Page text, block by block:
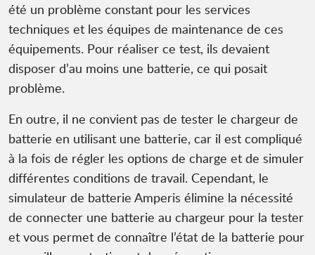
été un problème constant pour les services
techniques et les équipes de maintenance de ces
équipements. Pour réaliser ce test, ils devaient
disposer d’au moins une batterie, ce qui posait
problème.
En outre, il ne convient pas de tester le chargeur de
batterie en utilisant une batterie, car il est compliqué
à la fois de régler les options de charge et de simuler
différentes conditions de travail. Cependant, le
simulateur de batterie Amperis élimine la nécessité
de connecter une batterie au chargeur pour la tester
et vous permet de connaître l’état de la batterie pour